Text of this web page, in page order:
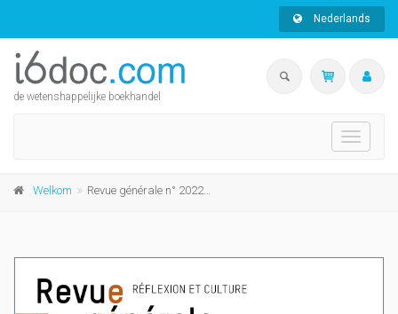
Nederlands
de wetenshappelijke boekhandel
Toggle
Welkom Revue générale n° 2022/3